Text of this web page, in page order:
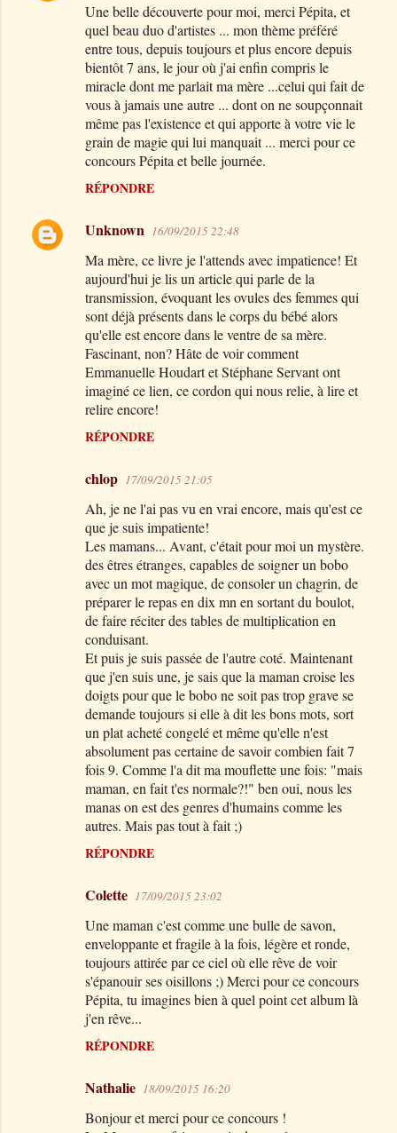
Une belle découverte pour moi, merci Pépita, et
quel beau duo d'artistes ... mon thème préféré
entre tous, depuis toujours et plus encore depuis
bientôt 7 ans, le jour où j'ai enfin compris le
miracle dont me parlait ma mère ...celui qui fait de
vous à jamais une autre ... dont on ne soupçonnait
même pas l'existence et qui apporte à votre vie le
grain de magie qui lui manquait ... merci pour ce
concours Pépita et belle journée.
RÉPONDRE
Unknown 16/09/2015 22:48
Ma mère, ce livre je l'attends avec impatience! Et
aujourd'hui je lis un article qui parle de la
transmission, évoquant les ovules des femmes qui
sont déjà présents dans le corps du bébé alors
qu'elle est encore dans le ventre de sa mère.
Fascinant, non? Hâte de voir comment
Emmanuelle Houdart et Stéphane Servant ont
imaginé ce lien, ce cordon qui nous relie, à lire et
relire encore!
RÉPONDRE
chlop 17/09/2015 21:05
Ah, je ne l'ai pas vu en vrai encore, mais qu'est ce
que je suis impatiente!
Les mamans... Avant, c'était pour moi un mystère.
des êtres étranges, capables de soigner un bobo
avec un mot magique, de consoler un chagrin, de
préparer le repas en dix mn en sortant du boulot,
de faire réciter des tables de multiplication en
conduisant.
Et puis je suis passée de l'autre coté. Maintenant
que j'en suis une, je sais que la maman croise les
doigts pour que le bobo ne soit pas trop grave se
demande toujours si elle à dit les bons mots, sort
un plat acheté congelé et même qu'elle n'est
absolument pas certaine de savoir combien fait 7
fois 9. Comme l'a dit ma mouflette une fois: "mais
maman, en fait t'es normale?!" ben oui, nous les
manas on est des genres d'humains comme les
autres. Mais pas tout à fait ;)
RÉPONDRE
Colette 17/09/2015 23:02
Une maman c'est comme une bulle de savon,
enveloppante et fragile à la fois, légère et ronde,
toujours attirée par ce ciel où elle rêve de voir
s'épanouir ses oisillons ;) Merci pour ce concours
Pépita, tu imagines bien à quel point cet album là
j'en rêve...
RÉPONDRE
Nathalie 18/09/2015 16:20
Bonjour et merci pour ce concours !